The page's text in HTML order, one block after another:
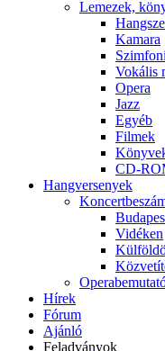
Lemezek,
Kamara
Vokális
Opera
Jazz
Egyéb
Filmek
CD-
Hangversenyek
Vidéken
Hírek
Fórum
Ajánló
Feladványok